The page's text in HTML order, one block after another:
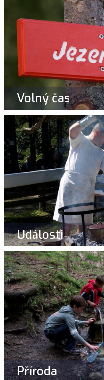
Volný čas
Události
Příroda